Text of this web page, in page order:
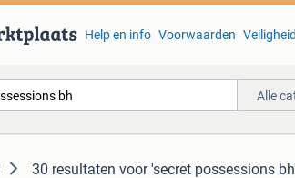
Help en info Voorwaarden
Alle
30 resultaten voor 'secret possessions bh'